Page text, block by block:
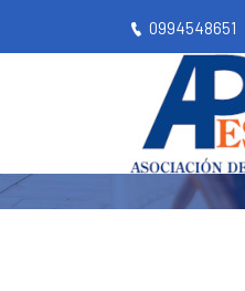
0994548651